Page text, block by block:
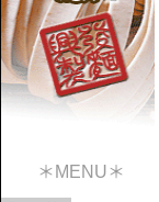
＊MENU＊